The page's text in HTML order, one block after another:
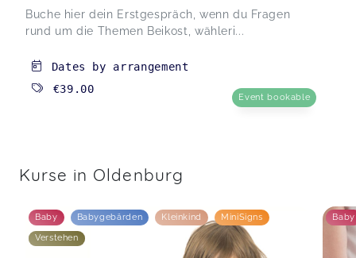
Buche hier dein Erstgespräch, wenn du Fragen
rund um die Themen Beikost, wähleri...
Dates by arrangement
€39.00
Event bookable
Kurse in Oldenburg
Baby Babygebärden Kleinkind MiniSigns
Verstehen
Baby